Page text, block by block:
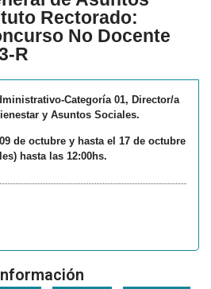
Rectorado:
No Docente
R
Categoría 01, Director/a
y Asuntos Sociales.
de octubre y hasta el 17 de octubre
hasta las 12:00hs.